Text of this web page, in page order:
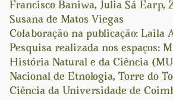
Francisco Baniwa, Julia Sá Earp,
Susana de Matos Viegas
Colaboração na publicação: Laila
Pesquisa realizada nos espaços:
História Natural e da Ciência
Nacional de Etnologia, Torre do
Ciência da Universidade de